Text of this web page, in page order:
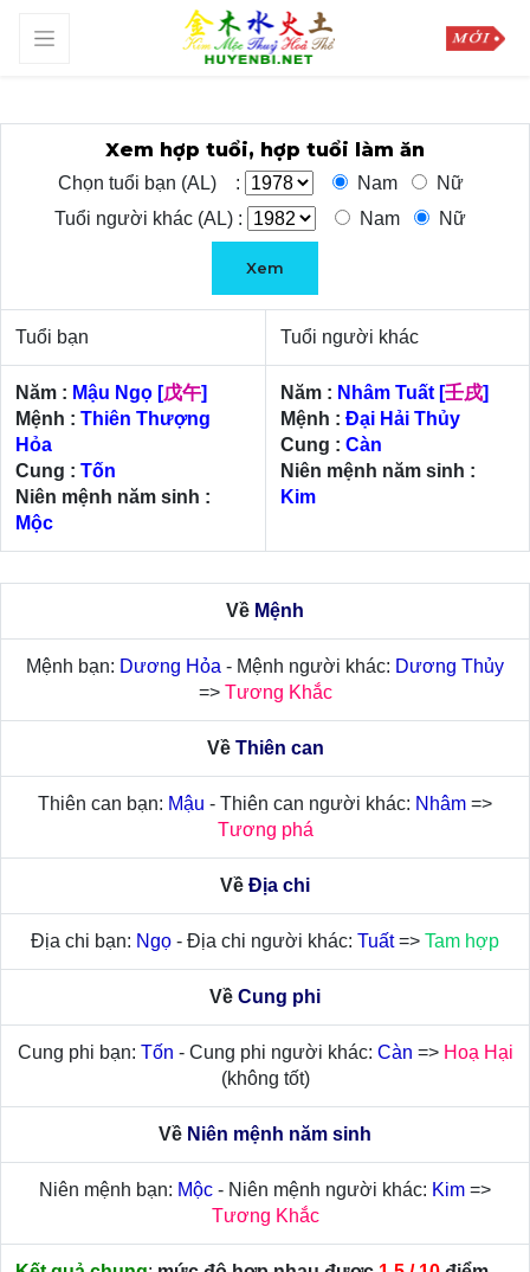
Xem hợp tuổi, hợp tuổi làm ăn
Chọn tuổi bạn (AL) : Nam
Nữ
Tuổi người khác (AL) :
Nam Nữ
Xem
Tuổi bạn Tuổi người khác
Năm : Mậu Ngọ [戊午]
Mệnh : Thiên Thượng
Hỏa
Cung : Tốn
Niên mệnh năm sinh :
Mộc
Năm : Nhâm Tuất [壬戌]
Mệnh : Đại Hải Thủy
Cung : Càn
Niên mệnh năm sinh :
Kim
Về Mệnh
Mệnh bạn: Dương Hỏa - Mệnh người khác: Dương Thủy
=> Tương Khắc
Về Thiên can
Thiên can bạn: Mậu - Thiên can người khác: Nhâm =>
Tương phá
Về Địa chi
Địa chi bạn: Ngọ - Địa chi người khác: Tuất=> Tam hợp
Về Cung phi
Cung phi bạn: Tốn - Cung phi người khác: Càn => Hoạ Hại
(không tốt)
Về Niên mệnh năm sinh
Niên mệnh bạn: Mộc - Niên mệnh người khác: Kim =>
Tương Khắc